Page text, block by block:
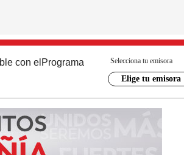
con el Programa Selecciona tu emisora
Elige tu emisora